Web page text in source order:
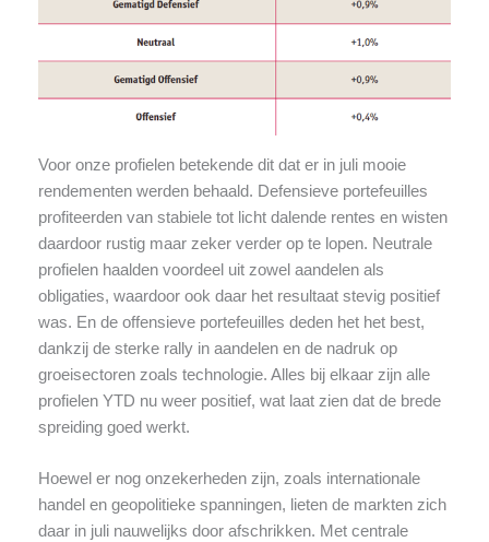
Voor onze profielen betekende dit dat er in juli mooie
rendementen werden behaald. Defensieve portefeuilles
profiteerden van stabiele tot licht dalende rentes en wisten
daardoor rustig maar zeker verder op te lopen. Neutrale
profielen haalden voordeel uit zowel aandelen als
obligaties, waardoor ook daar het resultaat stevig positief
was. En de offensieve portefeuilles deden het het best,
dankzij de sterke rally in aandelen en de nadruk op
groeisectoren zoals technologie. Alles bij elkaar zijn alle
profielen YTD nu weer positief, wat laat zien dat de brede
spreiding goed werkt.
Hoewel er nog onzekerheden zijn, zoals internationale
handel en geopolitieke spanningen, lieten de markten zich
daar in juli nauwelijks door afschrikken. Met centrale